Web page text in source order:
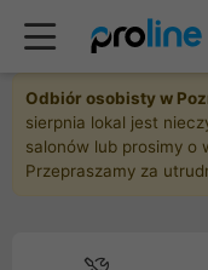
Odbiór osobisty w
sierpnia lokal jest
salonów lub prosimy o
Przepraszamy za